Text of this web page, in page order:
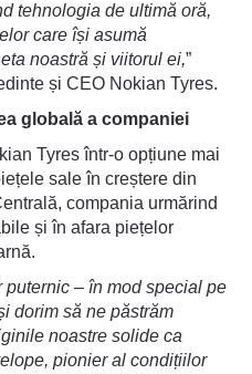
tehnologia de ultimă oră,
care își asumă
noastră și viitorul ei,”
și CEO Nokian Tyres.
globală a companiei
Tyres într-o opțiune mai
sale în creștere din
compania urmărind
și în afara piețelor
– în mod special pe
dorim să ne păstrăm
noastre solide ca
pionier al condițiilor